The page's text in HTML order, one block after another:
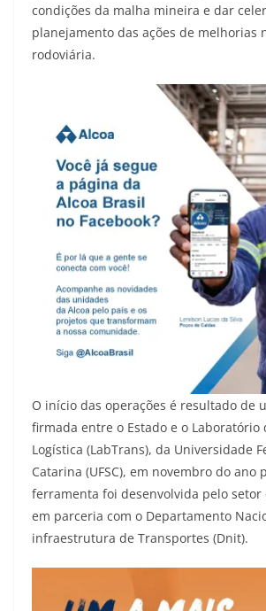
condições da malha mineira e dar
planejamento das ações de melhorias
rodoviária.
O início das operações é resultado de
firmada entre o Estado e o Laboratório
Logística (LabTrans), da Universidade
Catarina (UFSC), em novembro do ano
ferramenta foi desenvolvida pelo
em parceria com o Departamento
infraestrutura de Transportes (Dnit).